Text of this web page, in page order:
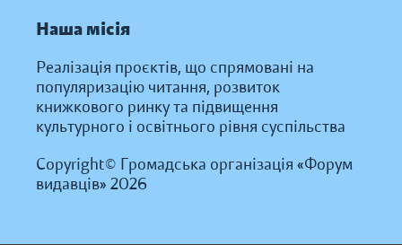
Наша місія
Реалізація проєктів, що спрямовані на
популяризацію читання, розвиток
книжкового ринку та підвищення
культурного і освітнього рівня суспільства
Copyright© Громадська організація «Форум
видавців» 2026